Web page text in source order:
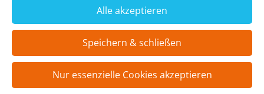
Alle akzeptieren
Speichern & schließen
Nur essenzielle Cookies akzeptieren
Lincoln, Lincolnshire LN6 3RG
Vereinigtes Königreich
+44 1522 81 43 80
E-Mail:sales-uk@ecomal.com